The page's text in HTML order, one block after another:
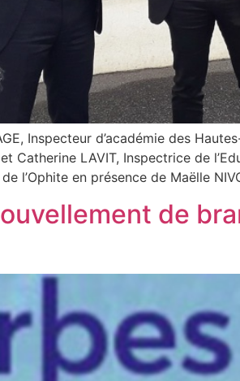
Inspecteur d’académie des
Catherine LAVIT, Inspectrice de
l’Ophite en présence de Maëlle
de